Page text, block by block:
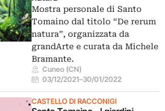
Mostra personale di Santo
Tomaino dal titolo “De rerum
natura”, organizzata da
grandArte e curata da Michele
Bramante.
Cuneo (CN)
03/12/2021–30/01/2022
CASTELLO DI RACCONIGI